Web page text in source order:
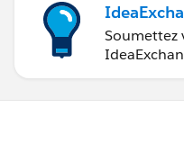
Soumettez